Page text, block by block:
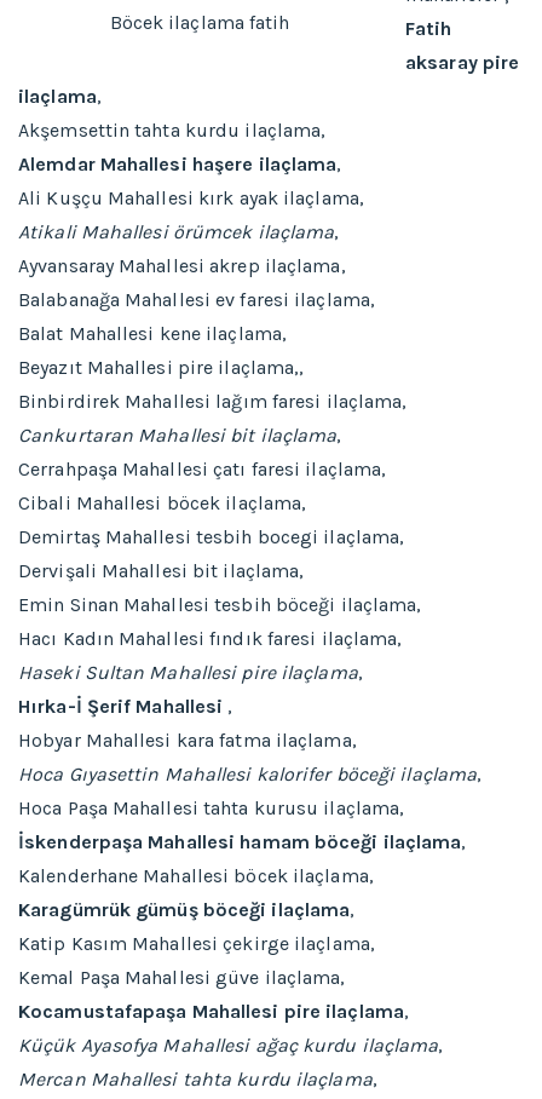
Böcek ilaçlama fatih
Fatih
aksaray pire
ilaçlama,
Akşemsettin tahta kurdu ilaçlama,
Alemdar Mahallesi haşere ilaçlama,
Ali Kuşçu Mahallesi kırk ayak ilaçlama,
Atikali Mahallesi örümcek ilaçlama,
Ayvansaray Mahallesi akrep ilaçlama,
Balabanağa Mahallesi ev faresi ilaçlama,
Balat Mahallesi kene ilaçlama,
Beyazıt Mahallesi pire ilaçlama,,
Binbirdirek Mahallesi lağım faresi ilaçlama,
Cankurtaran Mahallesi bit ilaçlama,
Cerrahpaşa Mahallesi çatı faresi ilaçlama,
Cibali Mahallesi böcek ilaçlama,
Demirtaş Mahallesi tesbih bocegi ilaçlama,
Dervişali Mahallesi bit ilaçlama,
Emin Sinan Mahallesi tesbih böceği ilaçlama,
Hacı Kadın Mahallesi fındık faresi ilaçlama,
Haseki Sultan Mahallesi pire ilaçlama,
Hırka-İ Şerif Mahallesi ,
Hobyar Mahallesi kara fatma ilaçlama,
Hoca Gıyasettin Mahallesi kalorifer böceği ilaçlama,
Hoca Paşa Mahallesi tahta kurusu ilaçlama,
İskenderpaşa Mahallesi hamam böceği ilaçlama,
Kalenderhane Mahallesi böcek ilaçlama,
Karagümrük gümüş böceği ilaçlama,
Katip Kasım Mahallesi çekirge ilaçlama,
Kemal Paşa Mahallesi güve ilaçlama,
Kocamustafapaşa Mahallesi pire ilaçlama,
Küçük Ayasofya Mahallesi ağaç kurdu ilaçlama,
Mercan Mahallesi tahta kurdu ilaçlama,